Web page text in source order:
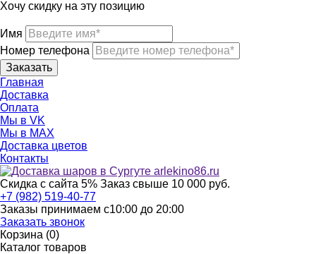
Хочу скидку на эту позицию
Имя
Номер телефона
Главная
Доставка
Оплата
Мы в VK
Мы в МАХ
Доставка цветов
Контакты
Скидка с сайта 5% Заказ свыше 10 000 руб.
+7 (982) 519-40-77
Заказы принимаем с10:00 до 20:00
Заказать звонок
Корзина (0)
Каталог товаров